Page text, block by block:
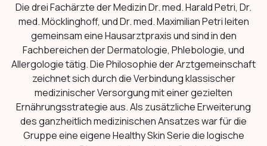
Die drei Fachärzte der Medizin Dr. med. Harald Petri, Dr.
med. Möcklinghoff, und Dr. med. Maximilian Petri leiten
gemeinsam eine Hausarztpraxis und sind in den
Fachbereichen der Dermatologie, Phlebologie, und
Allergologie tätig. Die Philosophie der Arztgemeinschaft
zeichnet sich durch die Verbindung klassischer
medizinischer Versorgung mit einer gezielten
Ernährungsstrategie aus. Als zusätzliche Erweiterung
des ganzheitlich medizinischen Ansatzes war für die
Gruppe eine eigene Healthy Skin Serie die logische